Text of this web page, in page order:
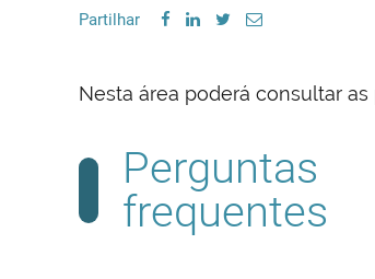
Partilhar
Nesta área poderá consultar
Perguntas
frequentes